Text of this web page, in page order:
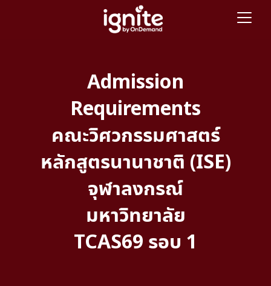
Admission
Requirements
คณะวิศวกรรมศาสตร์
หลักสูตรนานาชาติ (ISE)
จุฬาลงกรณ์
มหาวิทยาลัย
TCAS69 รอบ 1